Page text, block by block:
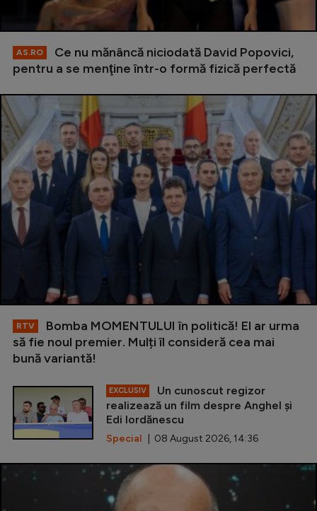
AS.RO
Ce nu mănâncă niciodată David Popovici,
pentru a se menţine într-o formă fizică perfectă
RTV
Bomba MOMENTULUI în politică! El ar urma
să fie noul premier. Mulți îl consideră cea mai
bună variantă!
EXCLUSIV
Un cunoscut regizor
realizează un film despre Anghel și
Edi Iordănescu
Special | 08 August 2026, 14:36